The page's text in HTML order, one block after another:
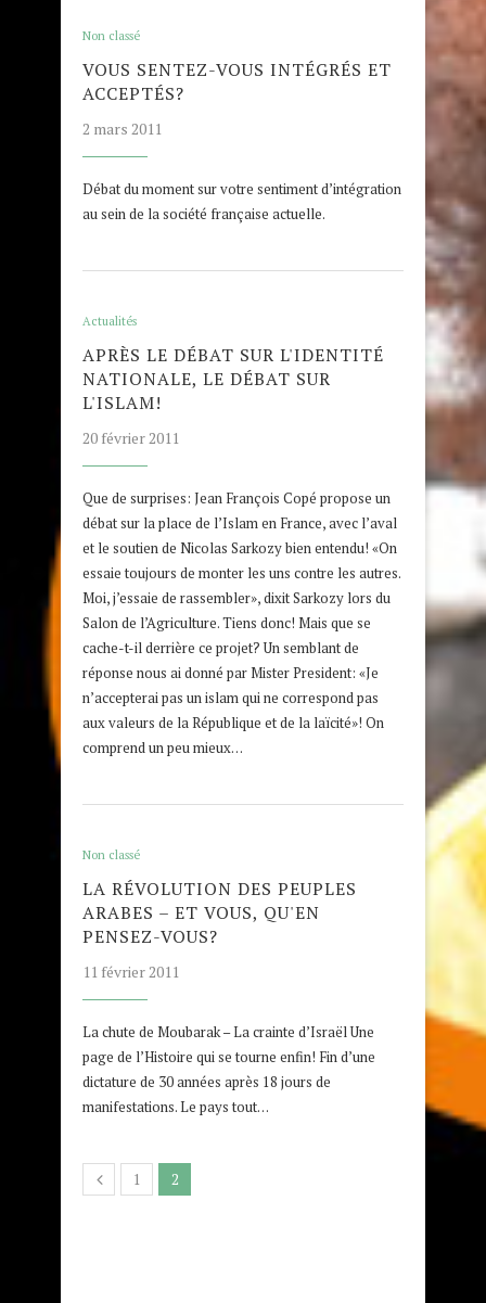
Non classé
VOUS SENTEZ-VOUS INTÉGRÉS ET
ACCEPTÉS?
2 mars 2011
Débat du moment sur votre sentiment d’intégration
au sein de la société française actuelle.
Actualités
APRÈS LE DÉBAT SUR L'IDENTITÉ
NATIONALE, LE DÉBAT SUR
L'ISLAM!
20 février 2011
Que de surprises: Jean François Copé propose un
débat sur la place de l’Islam en France, avec l’aval
et le soutien de Nicolas Sarkozy bien entendu! «On
essaie toujours de monter les uns contre les autres.
Moi, j’essaie de rassembler», dixit Sarkozy lors du
Salon de l’Agriculture. Tiens donc! Mais que se
cache-t-il derrière ce projet? Un semblant de
réponse nous ai donné par Mister President: «Je
n’accepterai pas un islam qui ne correspond pas
aux valeurs de la République et de la laïcité»! On
comprend un peu mieux…
Non classé
LA RÉVOLUTION DES PEUPLES
ARABES – ET VOUS, QU'EN
PENSEZ-VOUS?
11 février 2011
La chute de Moubarak – La crainte d’Israël Une
page de l’Histoire qui se tourne enfin! Fin d’une
dictature de 30 années après 18 jours de
manifestations. Le pays tout…
1 2